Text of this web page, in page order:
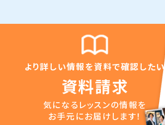
より詳しい情報を資料で確認したい
資料請求
気になるレッスンの情報を
お手元にお届けします！